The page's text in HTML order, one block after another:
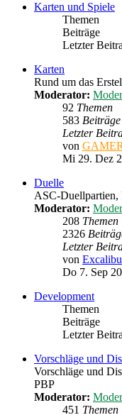
Karten und Spiele
Themen
Beiträge
Letzter
Karten
Rund um das
Moderator:
92 Themen
583 Beiträge
Letzter
von
Mi 29. Dez
Duelle
ASC-Duellpartien,
Moderator:
208 Themen
2326
Letzter
von
Do 7. Sep
Development
Themen
Beiträge
Letzter
Vorschläge und
Vorschläge und
PBP
Moderator:
451 Themen